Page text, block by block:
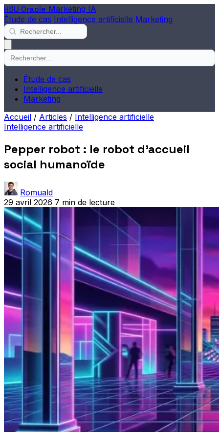
HSU Oracle Marketing IA
Étude de cas Intelligence artificielle Marketing
Étude de cas
Intelligence artificielle
Marketing
Accueil / Articles / Intelligence artificielle
Intelligence artificielle
Pepper robot : le robot d'accueil
social humanoïde
Romuald
29 avril 2026 7 min de lecture